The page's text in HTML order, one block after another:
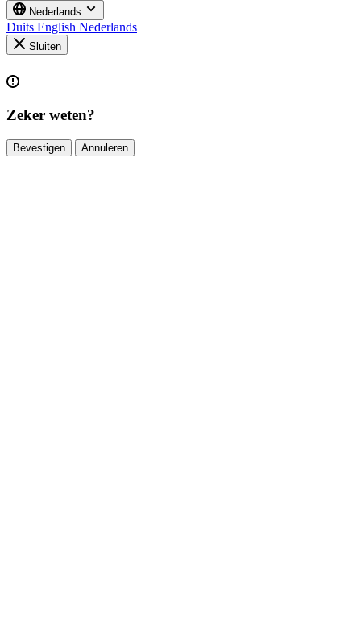
Nederlands
Duits English Nederlands
Sluiten
Zeker weten?
Bevestigen Annuleren